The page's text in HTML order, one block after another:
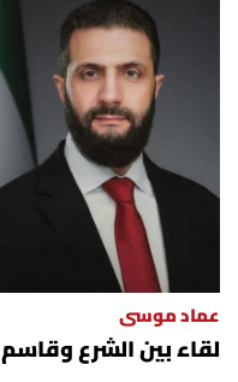
عماد موسى
لقاء بين الشرع وقاسم